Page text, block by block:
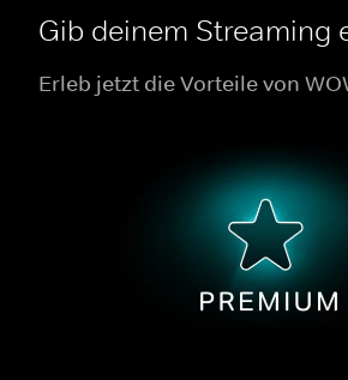
Gib deinem Streaming
Erleb jetzt die Vorteile von